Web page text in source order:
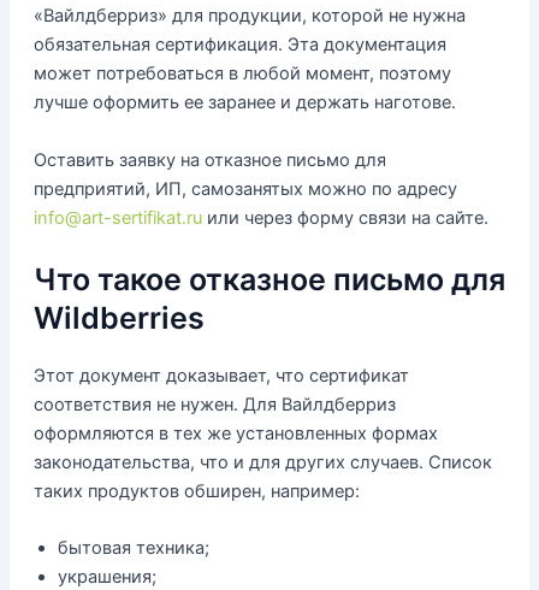
«Вайлдберриз» для продукции, которой не нужна
обязательная сертификация. Эта документация
может потребоваться в любой момент, поэтому
лучше оформить ее заранее и держать наготове.
Оставить заявку на отказное письмо для
предприятий, ИП, самозанятых можно по адресу
info@art-sertifikat.ruили через форму связи на сайте.
Что такое отказное письмо для
Wildberries
Этот документ доказывает, что сертификат
соответствия не нужен. Для Вайлдберриз
оформляются в тех же установленных формах
законодательства, что и для других случаев. Список
таких продуктов обширен, например:
бытовая техника;
украшения;